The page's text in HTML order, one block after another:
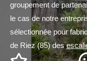
groupement de
le cas de notre
sélectionnée pour
de Riez (85) des